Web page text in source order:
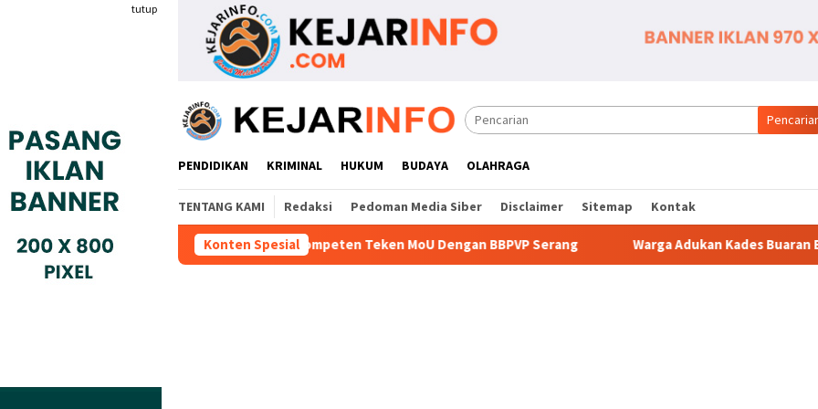
tutup
PENDIDIKAN KRIMINAL HUKUM BUDAYA OLAHRAGA
TENTANG KAMI Redaksi Pedoman Media Siber Disclaimer Sitemap Kontak
Konten Spesial
Gyokai Indonesia Kompeten Teken MoU Dengan BBPVP Serang Warga Adukan Kades Buaran Bambu Atas Dugaan